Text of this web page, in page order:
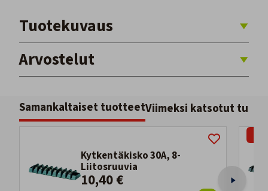
Tuotekuvaus
Arvostelut
Samankaltaiset tuotteetViimeksi katsotut
Kytkentäkisko 30A, 8-
Liitosruuvia
10,40 €